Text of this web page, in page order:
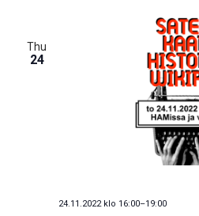
Thu
24
24.11.2022 klo 16:00–19:00